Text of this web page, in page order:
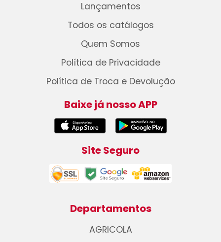
Lançamentos
Todos os catálogos
Quem Somos
Política de Privacidade
Política de Troca e Devolução
Baixe já nosso APP
Site Seguro
Departamentos
AGRICOLA